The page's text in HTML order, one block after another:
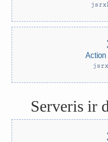
Action
Serveris ir